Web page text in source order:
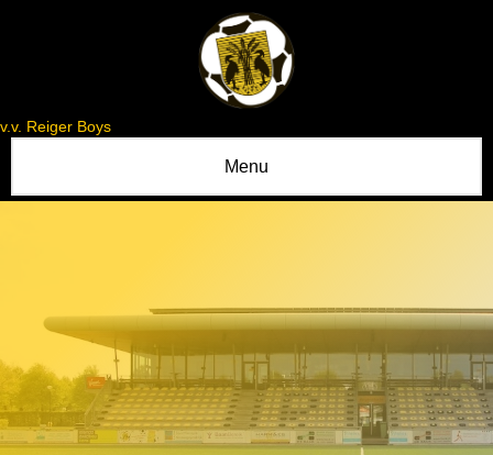
v.v. Reiger Boys
Menu